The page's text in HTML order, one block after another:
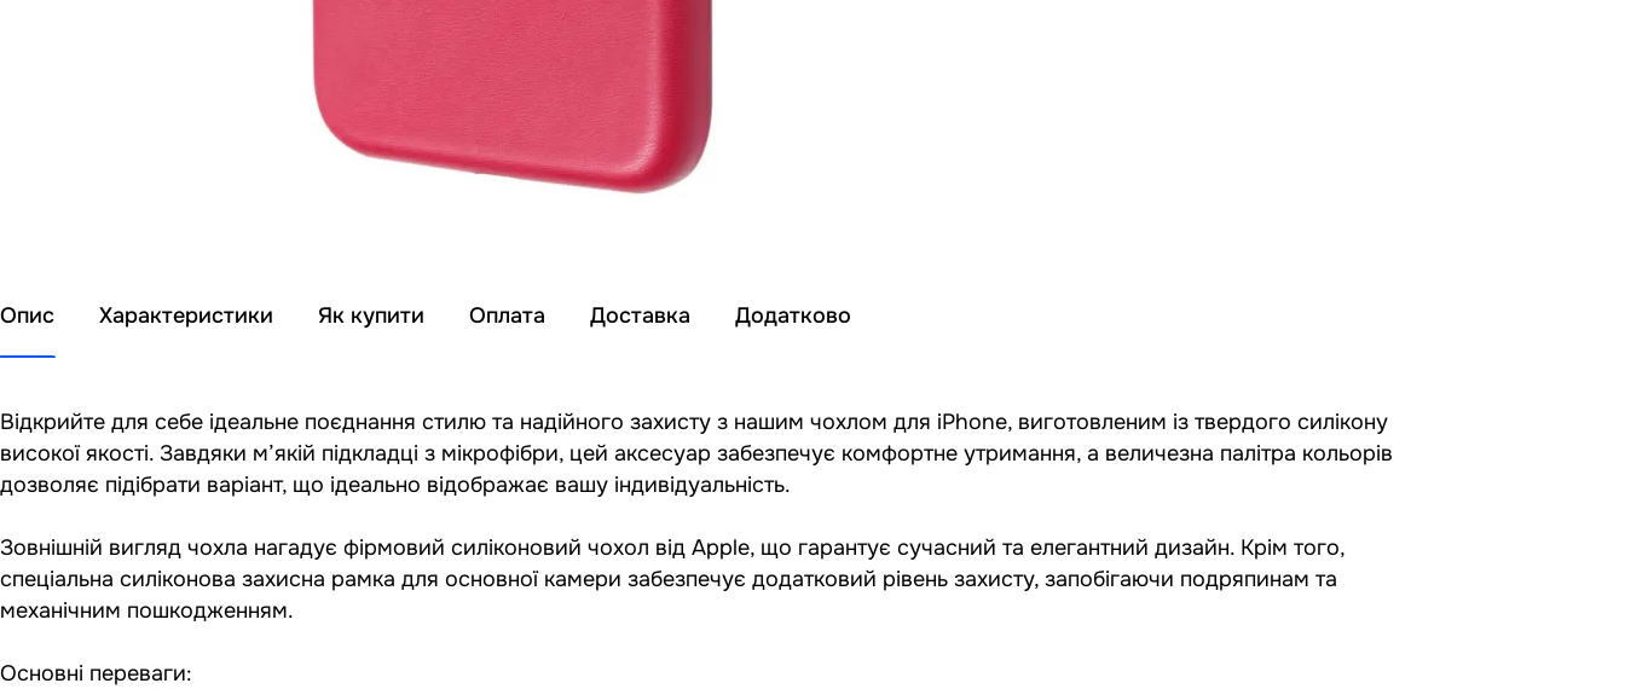
Опис Характеристики Як купити Оплата Доставка Додатково
Відкрийте для себе ідеальне поєднання стилю та надійного захисту з нашим чохлом для iPhone, виготовленим із твердого силікону
високої якості. Завдяки м’якій підкладці з мікрофібри, цей аксесуар забезпечує комфортне утримання, а величезна палітра кольорів
дозволяє підібрати варіант, що ідеально відображає вашу індивідуальність.
Зовнішній вигляд чохла нагадує фірмовий силіконовий чохол від Apple, що гарантує сучасний та елегантний дизайн. Крім того,
спеціальна силіконова захисна рамка для основної камери забезпечує додатковий рівень захисту, запобігаючи подряпинам та
механічним пошкодженням.
Основні переваги: